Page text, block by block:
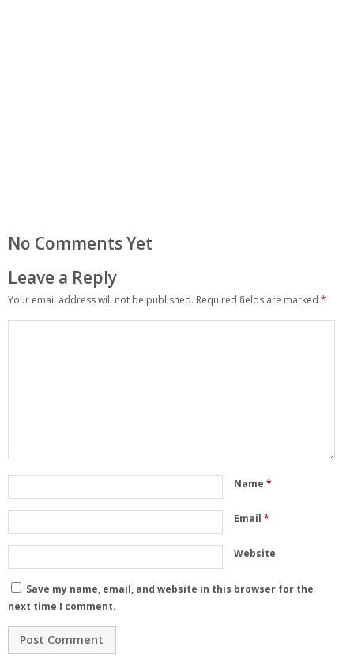
No Comments Yet
Leave a Reply
Your email address will not be published. Required fields are marked *
Name *
Email *
Website
Save my name, email, and website in this browser for the
next time I comment.